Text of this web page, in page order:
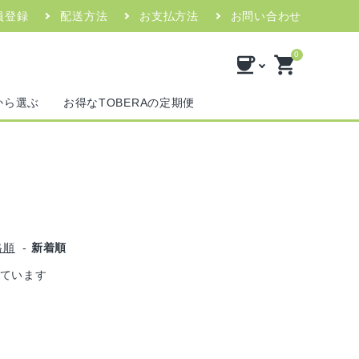
登録 配送方法 お支払方法 お問い合わせ
coffee 0
shopping_cart
ら選ぶ お得なTOBERAの定期便
順 - 新着順
います